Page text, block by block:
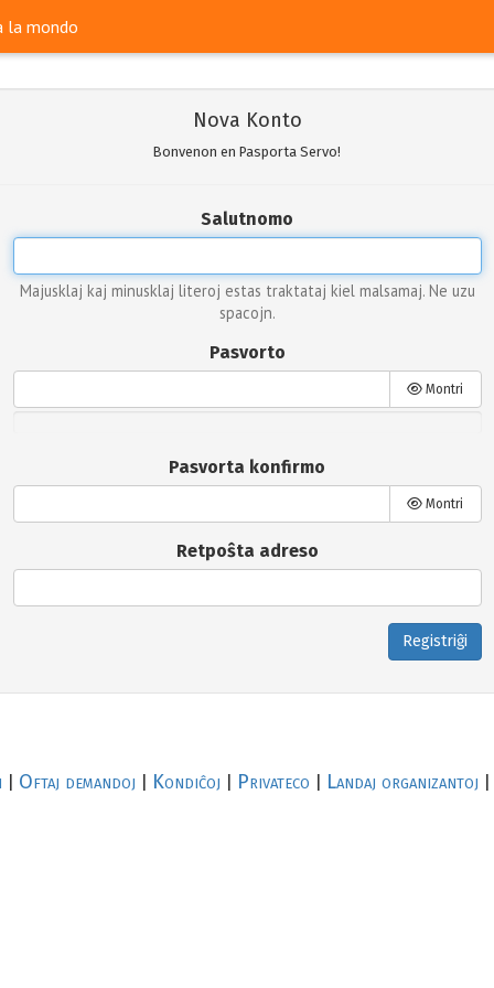
la mondo
Nova Konto
Bonvenon en Pasporta Servo!
Salutnomo
Majusklaj kaj minusklaj literoj estas traktataj kiel malsamaj. Ne uzu
spacojn.
Pasvorto
Montri
Pasvorta konfirmo
Montri
Retpoŝta adreso
Registriĝi
Oftaj demandoj Kondiĉoj Privateco Landaj organizantoj